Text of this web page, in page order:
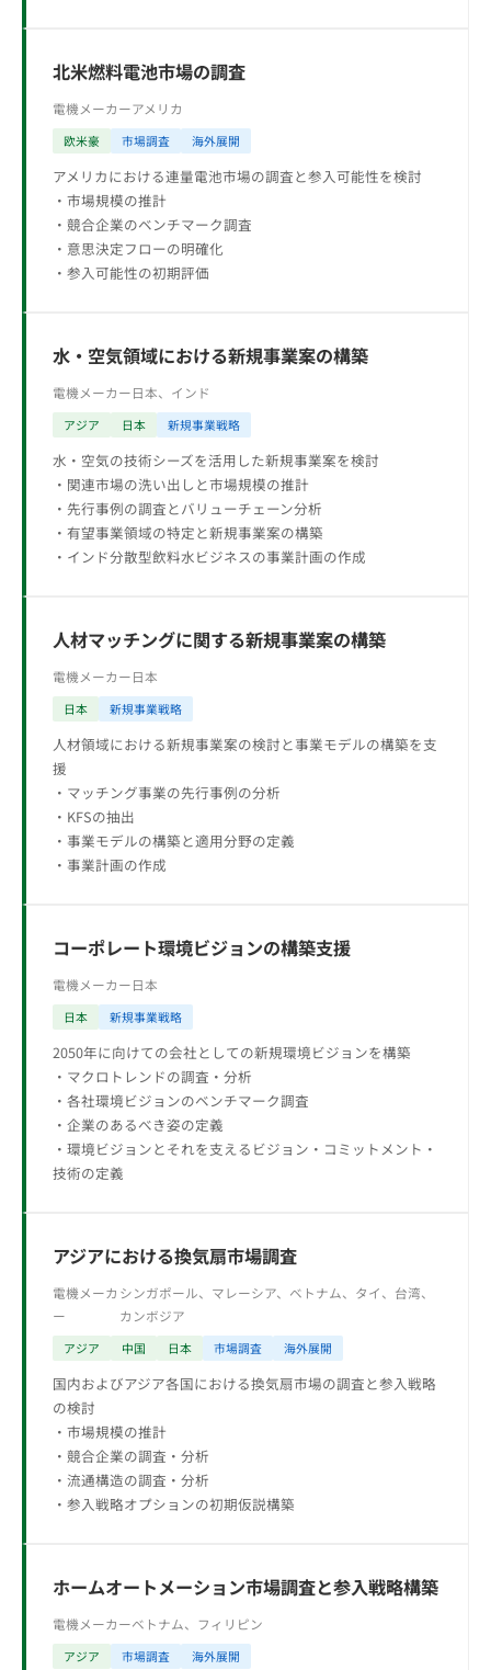
北米燃料電池市場の調査
電機メーカーアメリカ
欧米豪 市場調査 海外展開
アメリカにおける連量電池市場の調査と参入可能性を検討
・市場規模の推計
・競合企業のベンチマーク調査
・意思決定フローの明確化
・参入可能性の初期評価
水・空気領域における新規事業案の構築
電機メーカー日本、インド
アジア 日本 新規事業戦略
水・空気の技術シーズを活用した新規事業案を検討
・関連市場の洗い出しと市場規模の推計
・先行事例の調査とバリューチェーン分析
・有望事業領域の特定と新規事業案の構築
・インド分散型飲料水ビジネスの事業計画の作成
人材マッチングに関する新規事業案の構築
電機メーカー日本
日本 新規事業戦略
人材領域における新規事業案の検討と事業モデルの構築を支
援
・マッチング事業の先行事例の分析
・KFSの抽出
・事業モデルの構築と適用分野の定義
・事業計画の作成
コーポレート環境ビジョンの構築支援
電機メーカー日本
日本 新規事業戦略
2050年に向けての会社としての新規環境ビジョンを構築
・マクロトレンドの調査・分析
・各社環境ビジョンのベンチマーク調査
・企業のあるべき姿の定義
・環境ビジョンとそれを支えるビジョン・コミットメント・
技術の定義
アジアにおける換気扇市場調査
電機メーカ
ー
シンガポール、マレーシア、ベトナム、タイ、台湾、
カンボジア
アジア 中国 日本 市場調査 海外展開
国内およびアジア各国における換気扇市場の調査と参入戦略
の検討
・市場規模の推計
・競合企業の調査・分析
・流通構造の調査・分析
・参入戦略オプションの初期仮説構築
ホームオートメーション市場調査と参入戦略構築
電機メーカーベトナム、フィリピン
アジア 市場調査 海外展開